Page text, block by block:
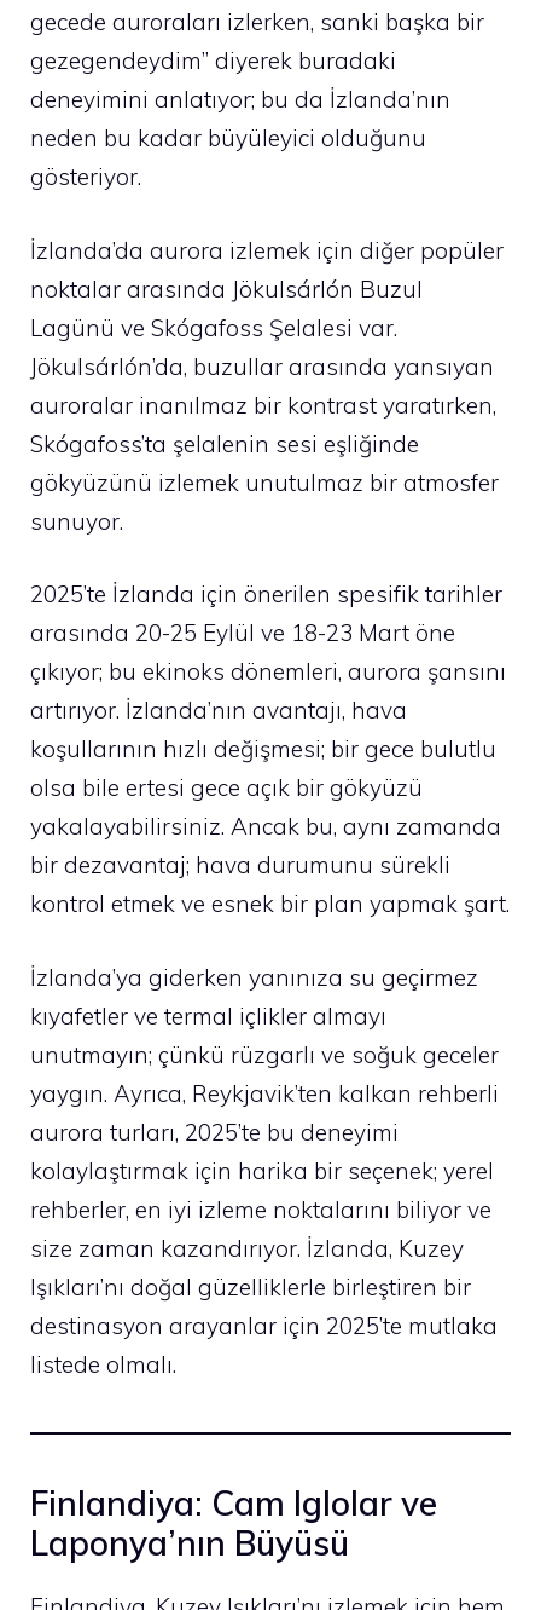
gecede auroraları izlerken, sanki başka bir
gezegendeydim” diyerek buradaki
deneyimini anlatıyor; bu da İzlanda’nın
neden bu kadar büyüleyici olduğunu
gösteriyor.
İzlanda’da aurora izlemek için diğer popüler
noktalar arasında Jökulsárlón Buzul
Lagünü ve Skógafoss Şelalesi var.
Jökulsárlón’da, buzullar arasında yansıyan
auroralar inanılmaz bir kontrast yaratırken,
Skógafoss’ta şelalenin sesi eşliğinde
gökyüzünü izlemek unutulmaz bir atmosfer
sunuyor.
2025’te İzlanda için önerilen spesifik tarihler
arasında 20-25 Eylül ve 18-23 Mart öne
çıkıyor; bu ekinoks dönemleri, aurora şansını
artırıyor. İzlanda’nın avantajı, hava
koşullarının hızlı değişmesi; bir gece bulutlu
olsa bile ertesi gece açık bir gökyüzü
yakalayabilirsiniz. Ancak bu, aynı zamanda
bir dezavantaj; hava durumunu sürekli
kontrol etmek ve esnek bir plan yapmak şart.
İzlanda’ya giderken yanınıza su geçirmez
kıyafetler ve termal içlikler almayı
unutmayın; çünkü rüzgarlı ve soğuk geceler
yaygın. Ayrıca, Reykjavik’ten kalkan rehberli
aurora turları, 2025’te bu deneyimi
kolaylaştırmak için harika bir seçenek; yerel
rehberler, en iyi izleme noktalarını biliyor ve
size zaman kazandırıyor. İzlanda, Kuzey
Işıkları’nı doğal güzelliklerle birleştiren bir
destinasyon arayanlar için 2025’te mutlaka
listede olmalı.
Finlandiya: Cam Iglolar ve
Laponya’nın Büyüsü